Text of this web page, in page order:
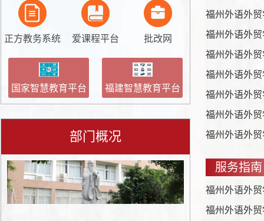
正方教务系统 爱课程平台 批改网
国家智慧教育平台 福建智慧教育平台
部门概况
服务指南
福州外语外